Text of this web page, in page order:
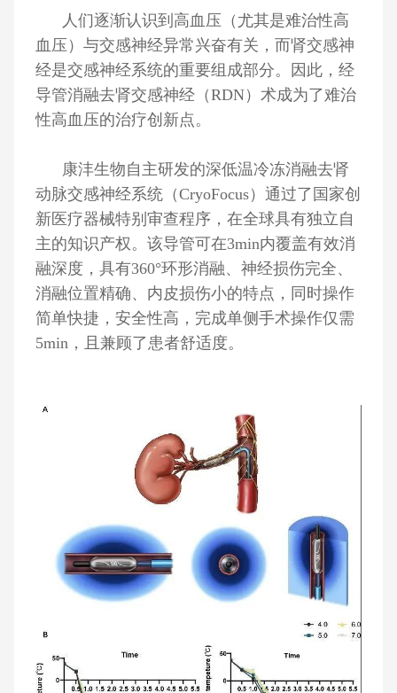
人们逐渐认识到高血压（尤其是难治性高
血压）与交感神经异常兴奋有关，而肾交感神
经是交感神经系统的重要组成部分。因此，经
导管消融去肾交感神经（RDN）术成为了难治
性高血压的治疗创新点。
康沣生物自主研发的深低温冷冻消融去肾
动脉交感神经系统（CryoFocus）通过了国家创
新医疗器械特别审查程序，在全球具有独立自
主的知识产权。该导管可在3min内覆盖有效消
融深度，具有360°环形消融、神经损伤完全、
消融位置精确、内皮损伤小的特点，同时操作
简单快捷，安全性高，完成单侧手术操作仅需
5min，且兼顾了患者舒适度。